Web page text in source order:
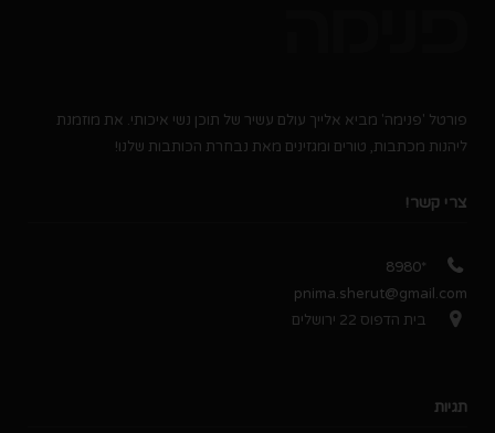
פורטל 'פנימה' מביא אלייך עולם עשיר של תוכן נשי איכותי. את מוזמנת
ליהנות מכתבות, טורים ומגזינים מאת נבחרת הכותבות שלנו!
צרי קשר!
*8980
pnima.sherut@gmail.com
בית הדפוס 22 ירושלים
תגיות